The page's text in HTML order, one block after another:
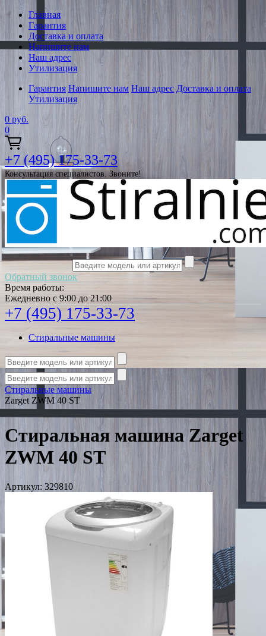
Главная
Гарантия
Доставка и оплата
Напишите нам
Наш адрес
Утилизация
Гарантия Напишите нам Наш адрес Доставка и оплата
Утилизация
0 руб.
0
+7 (495) 175-33-73
Консультация специалистов. Звоните!
Обратный звонок
Время работы:
Ежедневно с 9:00 до 21:00
+7 (495) 175-33-73
Стиральные машины
Стиральные машины
Zarget ZWM 40 ST
Стиральная машина Zarget
ZWM 40 ST
Артикул: 329810